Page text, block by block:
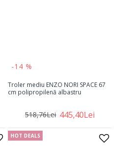
-14 %
Troler mediu ENZO NORI SPACE 67
cm polipropilenă albastru
445,40Lei
518,76Lei
HOT DEALS